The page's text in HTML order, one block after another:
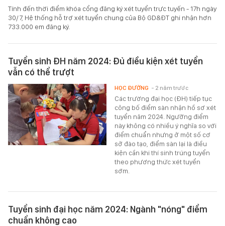
Tính đến thời điểm khóa cổng đăng ký xét tuyển trực tuyến - 17h ngày
30/7, Hệ thống hỗ trợ xét tuyển chung của Bộ GD&ĐT ghi nhận hơn
733.000 em đăng ký.
Tuyển sinh ĐH năm 2024: Đủ điều kiện xét tuyển
vẫn có thể trượt
Các trường đại học (ĐH) tiếp tục
công bố điểm sàn nhận hồ sơ xét
tuyển năm 2024. Ngưỡng điểm
này không có nhiều ý nghĩa so với
điểm chuẩn nhưng ở một số cơ
sở đào tạo, điểm sàn lại là điều
kiện cần khi thí sinh trúng tuyển
theo phương thức xét tuyển
sớm.
HỌC ĐƯỜNG - 2 năm trước
Tuyển sinh đại học năm 2024: Ngành "nóng" điểm
chuẩn không cao